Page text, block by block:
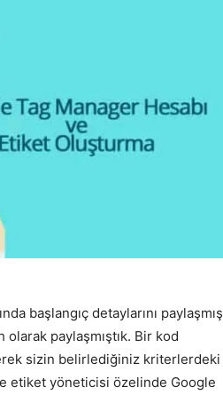
ve
–
başlangıç detaylarını paylaşmış
paylaşmıştık. Bir kod
sizin belirlediğiniz kriterlerdeki
etiket yöneticisi özelinde Google